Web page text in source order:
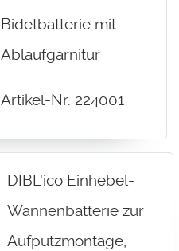
Bidetbatterie mit
Ablaufgarnitur
Artikel-Nr. 224001
DIBL'ico Einhebel-
Wannenbatterie zur
Aufputzmontage,